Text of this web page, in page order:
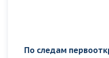
По следам